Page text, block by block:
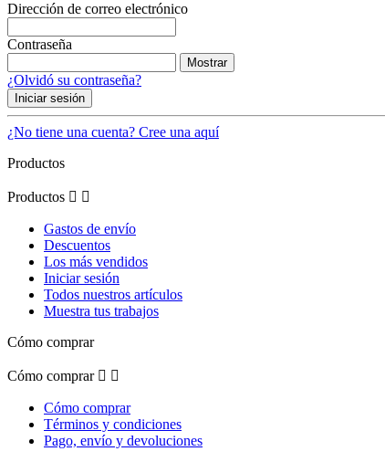
Dirección de correo electrónico
Contraseña
Mostrar
¿Olvidó su contraseña?
Iniciar sesión
¿No tiene una cuenta? Cree una aquí
Productos
Productos  
Gastos de envío
Descuentos
Los más vendidos
Iniciar sesión
Todos nuestros artículos
Muestra tus trabajos
Cómo comprar
Cómo comprar  
Cómo comprar
Términos y condiciones
Pago, envío y devoluciones